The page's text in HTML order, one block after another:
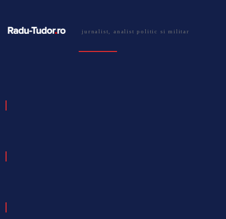
jurnalist, analist politic si militar